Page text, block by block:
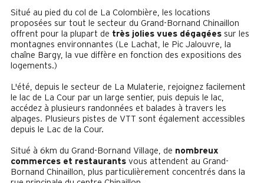
Situé au pied du col de La Colombière, les locations
proposées sur tout le secteur du Grand-Bornand Chinaillon
offrent pour la plupart de très jolies vues dégagées sur les
montagnes environnantes (Le Lachat, le Pic Jalouvre, la
chaîne Bargy, la vue diffère en fonction des expositions des
logements.)
L'été, depuis le secteur de La Mulaterie, rejoignez facilement
le lac de La Cour par un large sentier, puis depuis le lac,
accédez à plusieurs randonnées et balades à travers les
alpages. Plusieurs pistes de VTT sont également accessibles
depuis le Lac de la Cour.
Situé à 6km du Grand-Bornand Village, de nombreux
commerces et restaurants vous attendent au Grand-
Bornand Chinaillon, plus particulièrement concentrés dans la